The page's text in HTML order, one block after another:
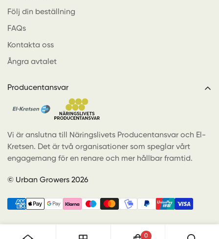
Följ din beställning
FAQs
Kontakta oss
Ångra avtalet
Producentansvar
Vi är anslutna till Näringslivets Producentansvar och El-
Kretsen. Det är två organisationer som speglar vårt
engagemang för en renare och mer hållbar framtid.
© Urban Growers 2026
0